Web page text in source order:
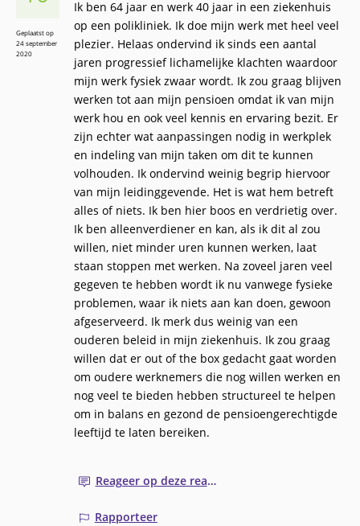
Ik ben 64 jaar en werk 40 jaar in een ziekenhuis
op een polikliniek. Ik doe mijn werk met heel veel
plezier. Helaas ondervind ik sinds een aantal
jaren progressief lichamelijke klachten waardoor
mijn werk fysiek zwaar wordt. Ik zou graag blijven
werken tot aan mijn pensioen omdat ik van mijn
werk hou en ook veel kennis en ervaring bezit. Er
zijn echter wat aanpassingen nodig in werkplek
en indeling van mijn taken om dit te kunnen
volhouden. Ik ondervind weinig begrip hiervoor
van mijn leidinggevende. Het is wat hem betreft
alles of niets. Ik ben hier boos en verdrietig over.
Ik ben alleenverdiener en kan, als ik dit al zou
willen, niet minder uren kunnen werken, laat
staan stoppen met werken. Na zoveel jaren veel
gegeven te hebben wordt ik nu vanwege fysieke
problemen, waar ik niets aan kan doen, gewoon
afgeserveerd. Ik merk dus weinig van een
ouderen beleid in mijn ziekenhuis. Ik zou graag
willen dat er out of the box gedacht gaat worden
om oudere werknemers die nog willen werken en
nog veel te bieden hebben structureel te helpen
om in balans en gezond de pensioengerechtigde
leeftijd te laten bereiken.
Reageer op deze reactie
Rapporteer
Geplaatst op
24 september
2020